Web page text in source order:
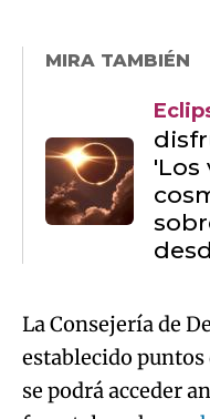
MIRA TAMBIÉN
'Los
La Consejería de
establecido puntos
se podrá acceder